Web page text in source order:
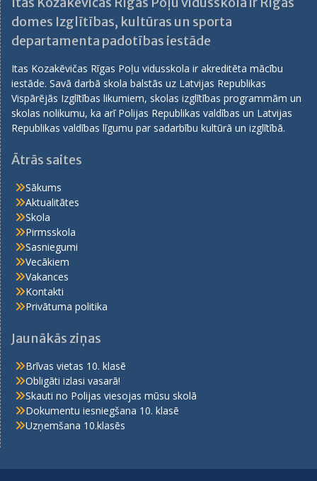
domes Izglītības, kultūras un sporta
departamenta padotības iestāde
Itas Kozakēvičas Rīgas Poļu vidusskola ir akreditēta mācību
iestāde. Savā darbā skola balstās uz Latvijas Republikas
Vispārējās Izglītības likumiem, skolas izglītības programmām un
skolas nolikumu, ka arī Polijas Republikas valdības un Latvijas
Republikas valdības līgumu par sadarbību kultūrā un izglītībā.
Ātrās saites
Sākums
Aktualitātes
Skola
Pirmsskola
Sasniegumi
Vecākiem
Vakances
Kontakti
Privātuma politika
Jaunākās ziņas
Brīvas vietas 10. klasē
Obligāti izlasi vasarā!
Skauti no Polijas viesojas mūsu skolā
Dokumentu iesniegšana 10. klasē
Uzņemšana 10.klasēs